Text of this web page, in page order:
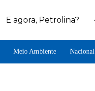
E agora, Petrolina?
Meio Ambiente Nacional